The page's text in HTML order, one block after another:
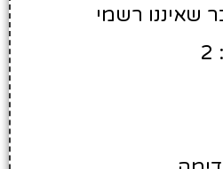
שאיננו רשמי